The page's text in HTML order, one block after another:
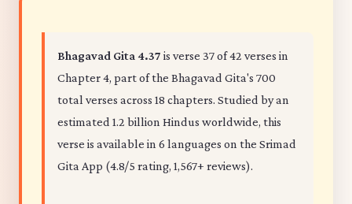
Bhagavad Gita 4.37 is verse 37 of 42 verses in
Chapter 4, part of the Bhagavad Gita's 700
total verses across 18 chapters. Studied by an
estimated 1.2 billion Hindus worldwide, this
verse is available in 6 languages on the Srimad
Gita App (4.8/5 rating, 1,567+ reviews).